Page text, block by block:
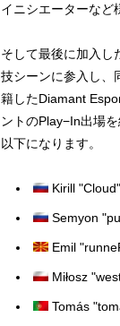
イニシエーターなど
そして最後に加入し
技シーンに参入し、
籍したDiamant
ントのPlay−In出場
以下になります。
Kirill
Semyon
Emil
Miłosz
Tomás